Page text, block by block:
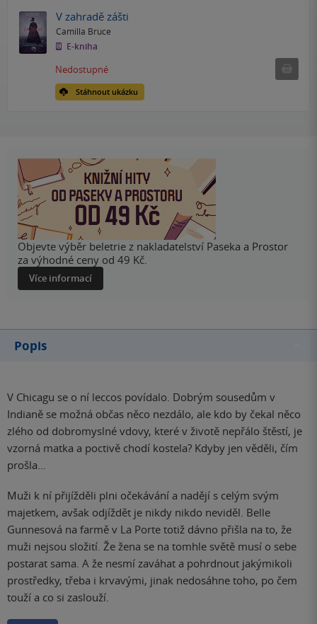
V zahradě zášti
Camilla Bruce
E-kniha
Stáhnout ukázku
Nedostupné
Objevte výběr beletrie z nakladatelství Paseka a Prostor
za výhodné ceny od 49 Kč.
Více informací
Popis
V Chicagu se o ní leccos povídalo. Dobrým sousedům v
Indianě se možná občas něco nezdálo, ale kdo by čekal něco
zlého od dobromyslné vdovy, které v životě nepřálo štěstí, je
vzorná matka a poctivě chodí kostela? Kdyby jen věděli, čím
prošla...
Muži k ní přijížděli plni očekávání a nadějí s celým svým
majetkem, avšak odjíždět je nikdy nikdo neviděl. Belle
Gunnesová na farmě v La Porte totiž dávno přišla na to, že
muži nejsou složití. Že žena se na tomhle světě musí o sebe
postarat sama. A že nesmí zaváhat a pohrdnout jakýmikoli
prostředky, třeba i krvavými, jinak nedosáhne toho, po čem
touží a co si zaslouží.